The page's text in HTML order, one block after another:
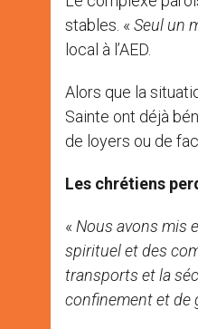
stables. « Seul un
local à l’AED.
Alors que la
Sainte ont déjà
de loyers ou de
Les chrétiens
« Nous avons mis
spirituel et des
transports et la
confinement et de